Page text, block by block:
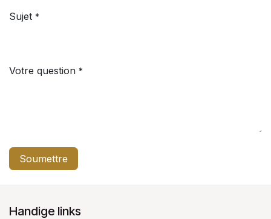
Sujet *
Votre question *
Soumettre
Handige links